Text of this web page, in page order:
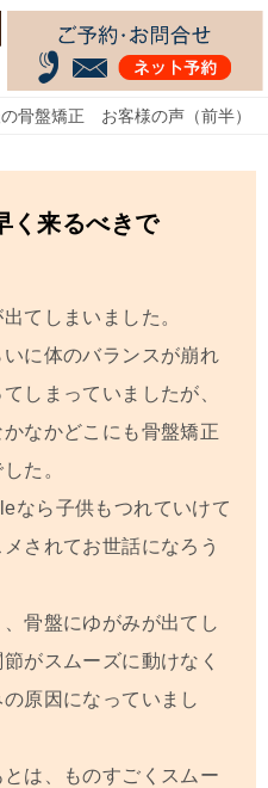
骨盤矯正 お客様の声（前半）
く来るべきで
てしまいました。
に体のバランスが崩れ
しまっていましたが、
なかどこにも骨盤矯正
た。
なら子供もつれていけて
されてお世話になろう
骨盤にゆがみが出てし
がスムーズに動けなく
原因になっていまし
は、ものすごくスムー